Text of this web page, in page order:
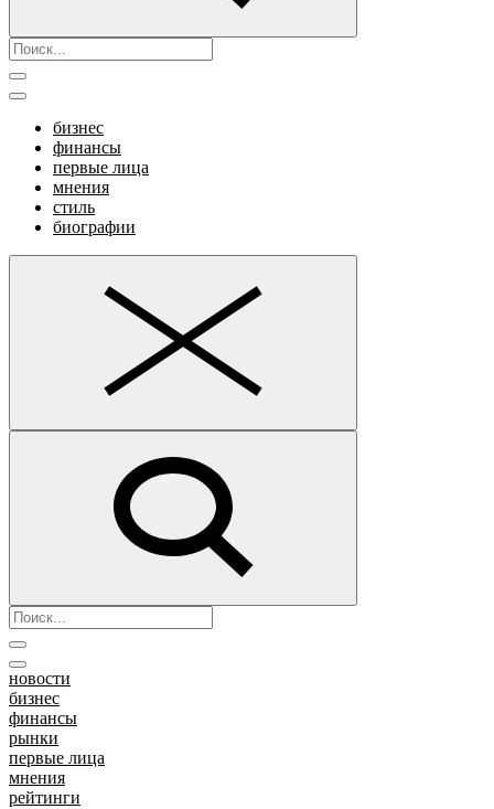
бизнес
финансы
первые лица
мнения
стиль
биографии
новости
бизнес
финансы
рынки
первые лица
мнения
рейтинги